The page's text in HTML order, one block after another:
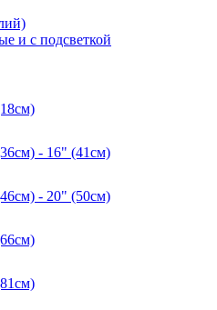
и с подсветкой
- 16" (41см)
- 20" (50см)